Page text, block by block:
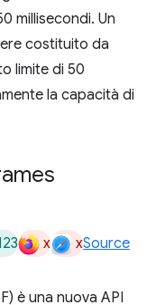
millisecondi. Un
costituito da
limite di 50
la capacità di
x xSource
è una nuova API